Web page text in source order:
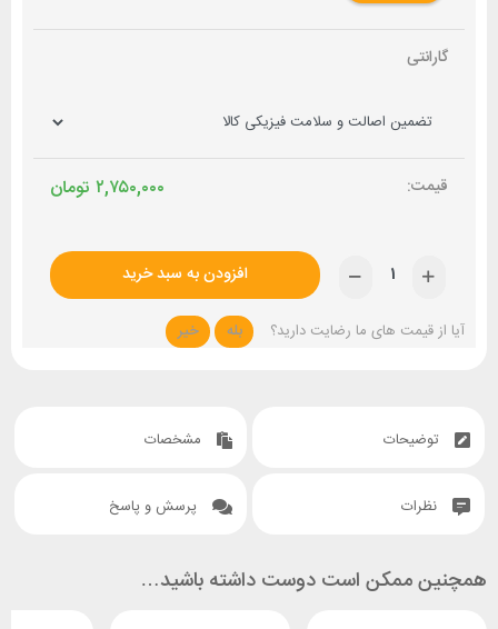
گارانتی
تومان ۲,۷۵۰,۰۰۰
افزودن به سبد خرید
آیا از قیمت های ما رضایت دارید؟ بله خیر
توضیحات مشخصات
نظرات پرسش و پاسخ
همچنین ممکن است دوست داشته باشید…